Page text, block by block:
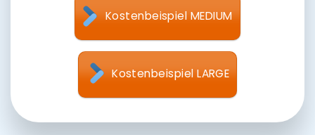
Kostenbeispiel MEDIUM
Kostenbeispiel LARGE